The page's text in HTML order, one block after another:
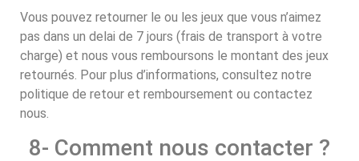
Vous pouvez retourner le ou les jeux que vous n’aimez
pas dans un delai de 7 jours (frais de transport à votre
charge) et nous vous remboursons le montant des jeux
retournés. Pour plus d’informations, consultez notre
politique de retour et remboursement ou contactez
nous.
8- Comment nous contacter ?